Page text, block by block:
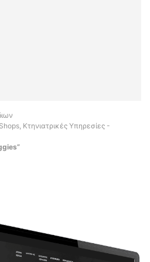
Κτηνιατρικές Υπηρεσίες -